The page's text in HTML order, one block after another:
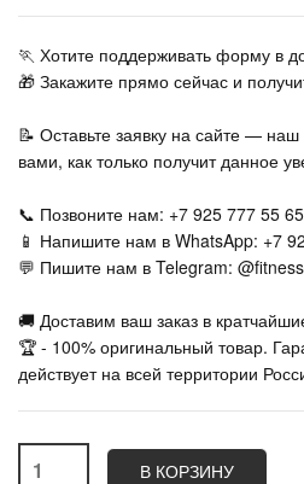
🏃‍ Хотите поддерживать форму в
🎁 Закажите прямо сейчас и
📝 Оставьте заявку на сайте —
вами, как только получит данное
📞 Позвоните нам: +7 925 777 55 65
📱 Напишите нам в WhatsApp: +7
💬 Пишите нам в Telegram:
🚚 Доставим ваш заказ в
🏆 - 100% оригинальный товар.
действует на всей территории
В КОРЗИНУ